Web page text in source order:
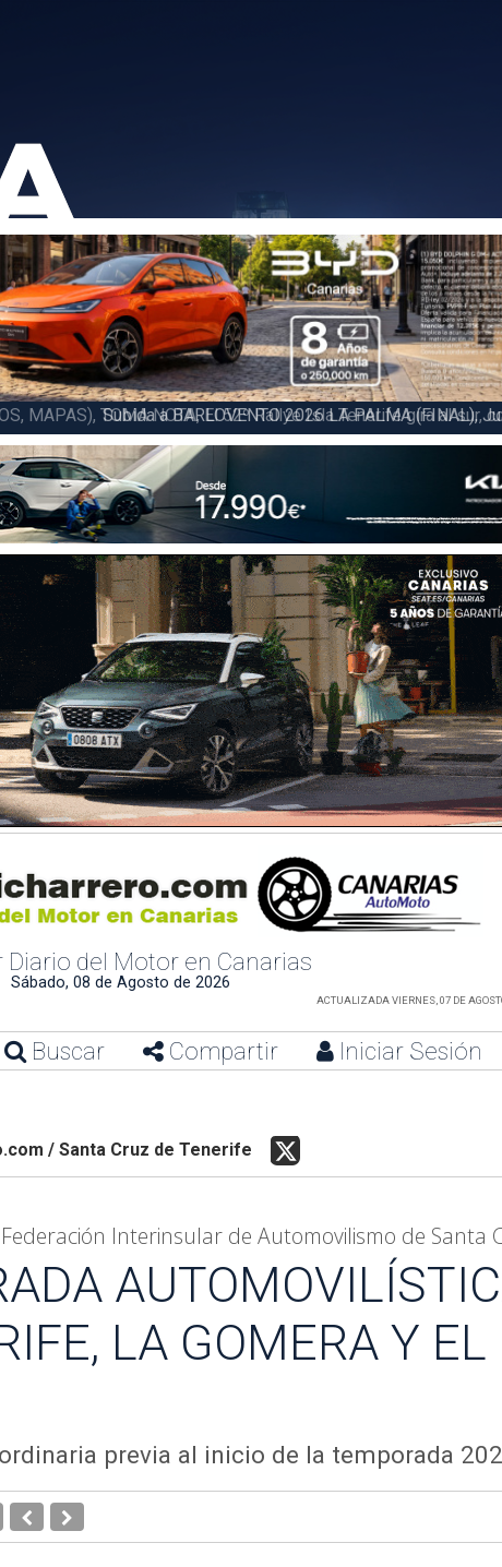
Juan C. Brito y Carlos A. Pérez hacen suya la victoria en
Diario del Motor en Canarias
Sábado, 08 de Agosto de 2026
ACTUALIZADA VIERNES, 07 DE
Buscar Compartir Iniciar Sesión
/ Santa Cruz de Tenerife
Interinsular de Automovilismo de Santa
LA GOMERA Y EL
previa al inicio de la temporada